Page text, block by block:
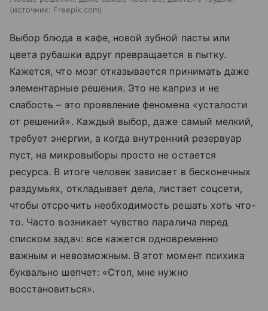
источник: Freepik.com
Выбор блюда в кафе, новой зубной пасты или
цвета рубашки вдруг превращается в пытку.
Кажется, что мозг отказывается принимать даже
элементарные решения. Это не каприз и не
слабость – это проявление феномена «усталости
от решений». Каждый выбор, даже самый мелкий,
требует энергии, а когда внутренний резервуар
пуст, на микровыборы просто не остается
ресурса. В итоге человек зависает в бесконечных
раздумьях, откладывает дела, листает соцсети,
чтобы отсрочить необходимость решать хоть что-
то. Часто возникает чувство паралича перед
списком задач: все кажется одновременно
важным и невозможным. В этот момент психика
буквально шепчет: «Стоп, мне нужно
восстановиться».